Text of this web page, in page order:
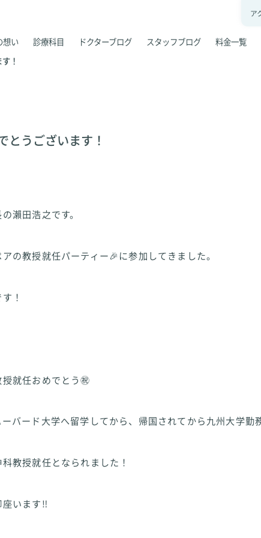
ア
想い 診療科目 ドクターブログ スタッフブログ 料金一覧
！
とうございます！
瀨田浩之です。
の教授就任パーティー🎉に参加してきました。
す！
就任おめでとう㊗️
バード大学へ留学してから、帰国されてから九州大学勤
教授就任となられました！
います‼️